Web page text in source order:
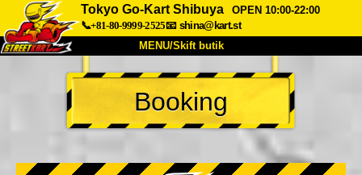
Tokyo Go-Kart Shibuya
OPEN 10:00-22:00
📞+81-80-9999-2525📧 shina@kart.st
MENU/Skift butik
TOP
Om Specifikationer Pris
Virksomhed Booking
Booking